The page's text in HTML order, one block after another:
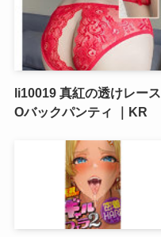
li10019 真紅の透けレース
Oバックパンティ ｜KR